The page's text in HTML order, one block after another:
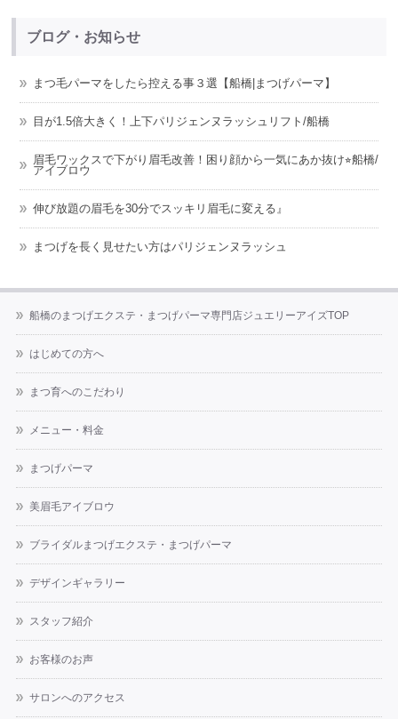
ブログ・お知らせ
まつ毛パーマをしたら控える事３選【船橋|まつげパーマ】
目が1.5倍大きく！上下パリジェンヌラッシュリフト/船橋
眉毛ワックスで下がり眉毛改善！困り顔から一気にあか抜け⭐︎船橋/
アイブロウ
伸び放題の眉毛を30分でスッキリ眉毛に変える』
まつげを長く見せたい方はパリジェンヌラッシュ
船橋のまつげエクステ・まつげパーマ専門店ジュエリーアイズTOP
はじめての方へ
まつ育へのこだわり
メニュー・料金
まつげパーマ
美眉毛アイブロウ
ブライダルまつげエクステ・まつげパーマ
デザインギャラリー
スタッフ紹介
お客様のお声
サロンへのアクセス